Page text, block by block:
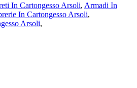
In Cartongesso Arsoli, Armadi In
In Cartongesso Arsoli,
Arsoli,